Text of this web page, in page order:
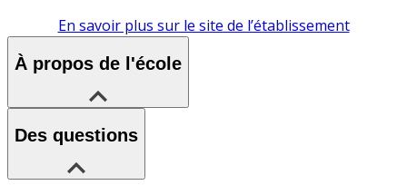
En savoir plus sur le site de l’établissement
À propos de l'école
Des questions